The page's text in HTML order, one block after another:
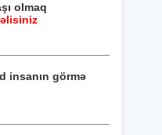
olmaq
insanın görmə